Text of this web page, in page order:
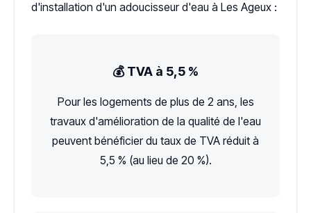
d'installation d'un adoucisseur d'eau à Les Ageux :
💰 TVA à 5,5 %
Pour les logements de plus de 2 ans, les
travaux d'amélioration de la qualité de l'eau
peuvent bénéficier du taux de TVA réduit à
5,5 % (au lieu de 20 %).